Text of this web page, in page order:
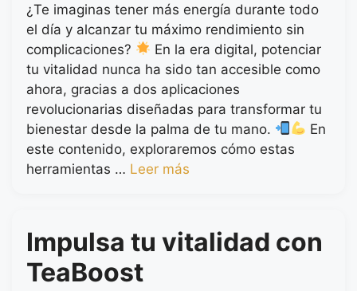
¿Te imaginas tener más energía durante todo
el día y alcanzar tu máximo rendimiento sin
complicaciones?
En la era digital, potenciar
tu vitalidad nunca ha sido tan accesible como
ahora, gracias a dos aplicaciones
revolucionarias diseñadas para transformar tu
bienestar desde la palma de tu mano.
En
este contenido, exploraremos cómo estas
herramientas … Leer más
Impulsa tu vitalidad con
TeaBoost